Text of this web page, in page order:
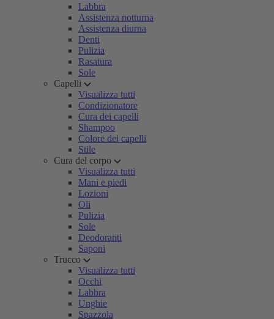
Labbra
Assistenza notturna
Assistenza diurna
Denti
Pulizia
Rasatura
Sole
Capelli
Visualizza tutti
Condizionatore
Cura dei capelli
Shampoo
Colore dei capelli
Stile
Cura del corpo
Visualizza tutti
Mani e piedi
Lozioni
Oli
Pulizia
Sole
Deodoranti
Saponi
Trucco
Visualizza tutti
Occhi
Labbra
Unghie
Spazzola